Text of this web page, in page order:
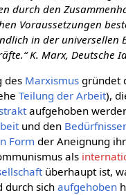
durch den
Voraussetzungen
in der universellen
K. Marx, Deutsche
des Marxismus gründet
Teilung der Arbeit),
aufgehoben
und den
Form der Aneignung
als
überhaupt ist,
durch sichaufgehoben